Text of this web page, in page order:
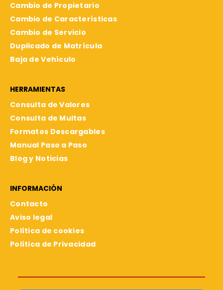
Cambio de Propietario
Cambio de Características
Cambio de Servicio
Duplicado de Matrícula
Baja de Vehículo
HERRAMIENTAS
Consulta de Valores
Consulta de Multas
Formatos Descargables
Manual Paso a Paso
Blog y Noticias
INFORMACIÓN
Contacto
Aviso legal
Política de cookies
Política de Privacidad